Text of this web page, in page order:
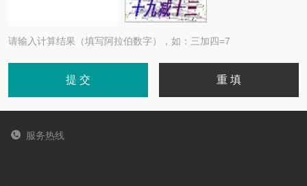
请输入计算结果（填写阿拉伯数字），如：三加四=7
服务热线